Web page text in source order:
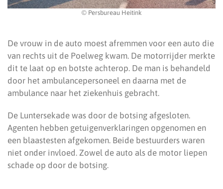
© Persbureau Heitink
De vrouw in de auto moest afremmen voor een auto die
van rechts uit de Poelweg kwam. De motorrijder merkte
dit te laat op en botste achterop. De man is behandeld
door het ambulancepersoneel en daarna met de
ambulance naar het ziekenhuis gebracht.
De Luntersekade was door de botsing afgesloten.
Agenten hebben getuigenverklaringen opgenomen en
een blaastesten afgekomen. Beide bestuurders waren
niet onder invloed. Zowel de auto als de motor liepen
schade op door de botsing.